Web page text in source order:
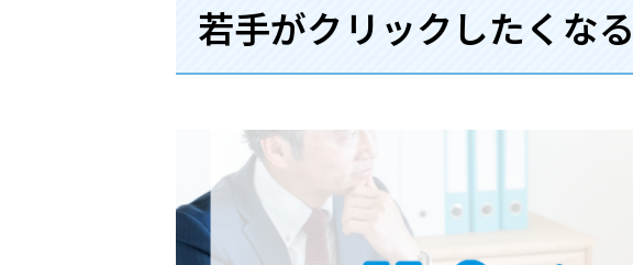
若手がクリックしたくな